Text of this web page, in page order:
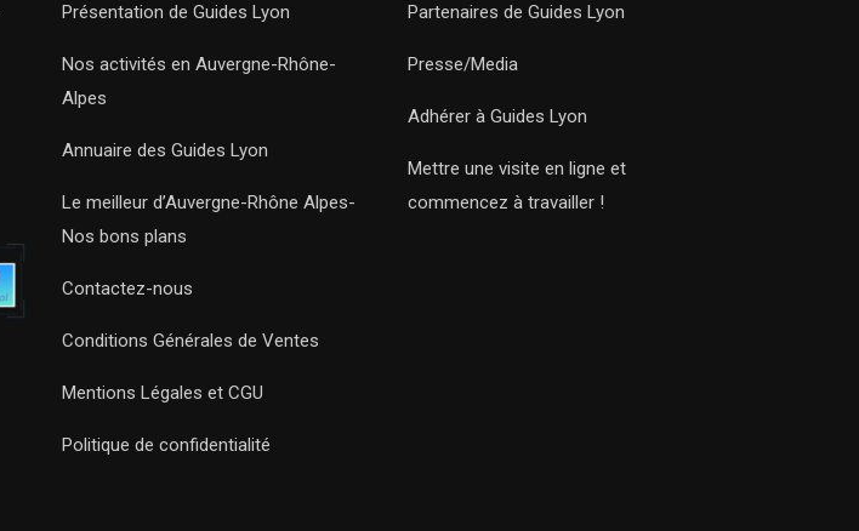
Présentation de Guides Lyon
Nos activités en Auvergne-Rhône-
Alpes
Annuaire des Guides Lyon
Le meilleur d’Auvergne-Rhône Alpes-
Nos bons plans
Contactez-nous
Conditions Générales de Ventes
Mentions Légales et CGU
Politique de confidentialité
Partenaires de Guides Lyon
Presse/Media
Adhérer à Guides Lyon
Mettre une visite en ligne et
commencez à travailler !